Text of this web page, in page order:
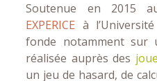
Soutenue en 2015
EXPERICE à
fonde notamment sur
réalisée auprès des
un jeu de hasard, de